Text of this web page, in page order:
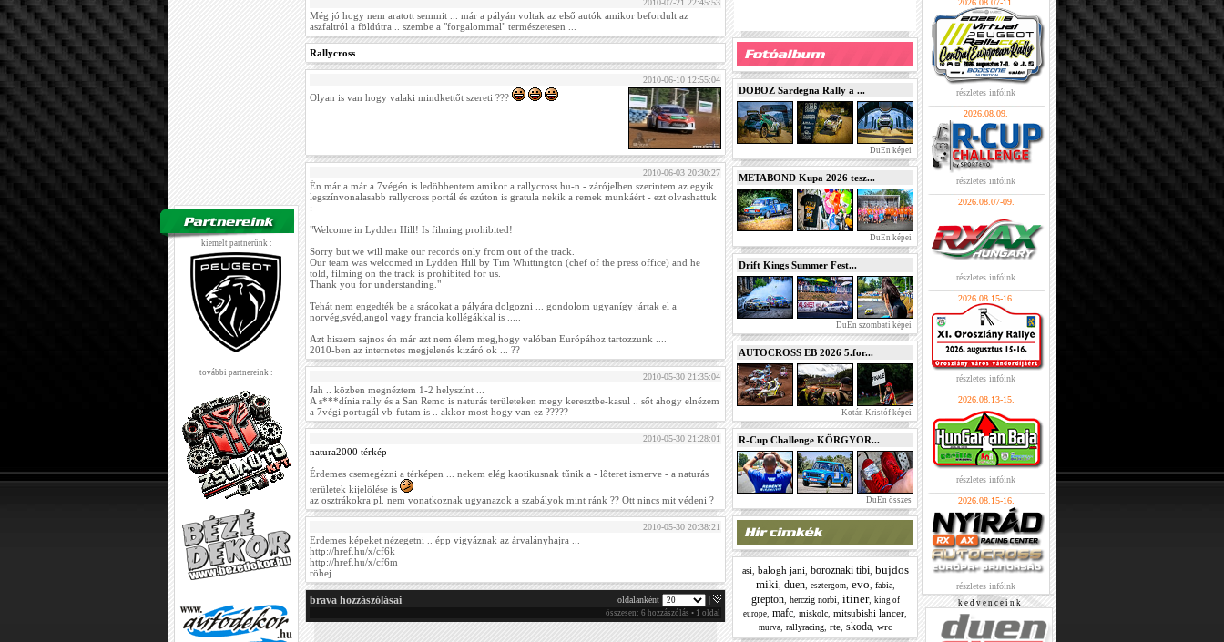
kiemelt partnerünk :
további partnereink :
2010-07-21 22:45:53
Még jó hogy nem aratott semmit ... már a pályán voltak az első autók amikor befordult az
aszfaltról a földútra .. szembe a "forgalommal" természetesen ...
Rallycross
2010-06-10 12:55:04
Olyan is van hogy valaki mindkettőt szereti ???
2010-06-03 20:30:27
Én már a már a 7végén is ledöbbentem amikor a rallycross.hu-n - zárójelben szerintem az egyik
legszínvonalasabb rallycross portál és ezúton is gratula nekik a remek munkáért - ezt olvashattuk
:
"Welcome in Lydden Hill! Is filming prohibited!
Sorry but we will make our records only from out of the track.
Our team was welcomed in Lydden Hill by Tim Whittington (chef of the press office) and he
told, filming on the track is prohibited for us.
Thank you for understanding."
Tehát nem engedték be a srácokat a pályára dolgozni ... gondolom ugyanígy jártak el a
norvég,svéd,angol vagy francia kollégákkal is .....
Azt hiszem sajnos én már azt nem élem meg,hogy valóban Európához tartozzunk ....
2010-ben az internetes megjelenés kizáró ok ... ??
2010-05-30 21:35:04
Jah .. közben megnéztem 1-2 helyszínt ...
A s***dínia rally és a San Remo is naturás területeken megy keresztbe-kasul .. sőt ahogy elnézem
a 7végi portugál vb-futam is .. akkor most hogy van ez ?????
2010-05-30 21:28:01
natura2000 térkép
Érdemes csemegézni a térképen ... nekem elég kaotikusnak tűnik a - lőteret ismerve - a naturás
területek kijelölése is
az osztrákokra pl. nem vonatkoznak ugyanazok a szabályok mint ránk ?? Ott nincs mit védeni ?
2010-05-30 20:38:21
Érdemes képeket nézegetni .. épp vigyáznak az árvalányhajra ...
http://href.hu/x/cf6k
http://href.hu/x/cf6m
röhej ............
brava hozzászólásai oldalanként |
összesen: 6 hozzászólás • 1 oldal
DOBOZ Sardegna Rally a ...
DuEn képei
METABOND Kupa 2026 tesz...
DuEn képei
Drift Kings Summer Fest...
DuEn szombati képei
AUTOCROSS EB 2026 5.for...
Kotán Kristóf képei
R-Cup Challenge KÖRGYOR...
DuEn összes
asi balogh jani boroznaki tibi, bujdos
miki duen, esztergom, evo fabia,
grepton, herczig norbi itiner, king of
europe mafc miskolc mitsubishi lancer
murva, rallyracing, rte, skoda, wrc
2026.08.07-11.
részletes infóink
2026.08.09.
részletes infóink
2026.08.07-09.
részletes infóink
2026.08.15-16.
részletes infóink
2026.08.13-15.
részletes infóink
2026.08.15-16.
részletes infóink
k e d v e n c e i n k